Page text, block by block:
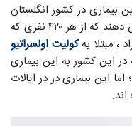
بیماری در کشور انگلستان
طبق آمار هایی که به دست امده نشان می دهند که از هر ۴۲۰ نفری که
کولیت اولسراتیو
در این کشور به این بیماری
نفر می‌رسد ؛ اما این بیماری در در ایالات